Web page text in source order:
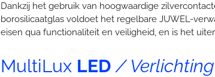
Dankzij het gebruik van hoogwaardige
borosilicaatglas voldoet het regelbare JUWEL-
eisen qua functionaliteit en veiligheid, en is het
MultiLux LED / Verlichting